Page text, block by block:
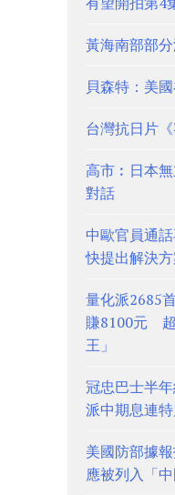
黃海南部部
貝森特：美
台灣抗日片
高市︰日本
對話
中歐官員通
快提出解決
量化派2685
賺8100元
王」
冠忠巴士半
派中期息連
美國防部據
應被列入「